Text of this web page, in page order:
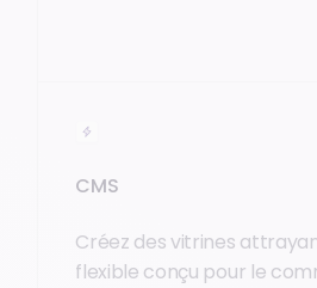
CMS
Créez des vitrines
flexible conçu pour le